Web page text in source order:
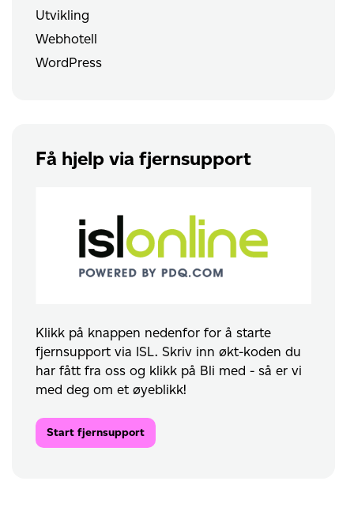
Utvikling
Webhotell
WordPress
Få hjelp via fjernsupport
Klikk på knappen nedenfor for å starte
fjernsupport via ISL. Skriv inn økt-koden du
har fått fra oss og klikk på Bli med - så er vi
med deg om et øyeblikk!
Start fjernsupport